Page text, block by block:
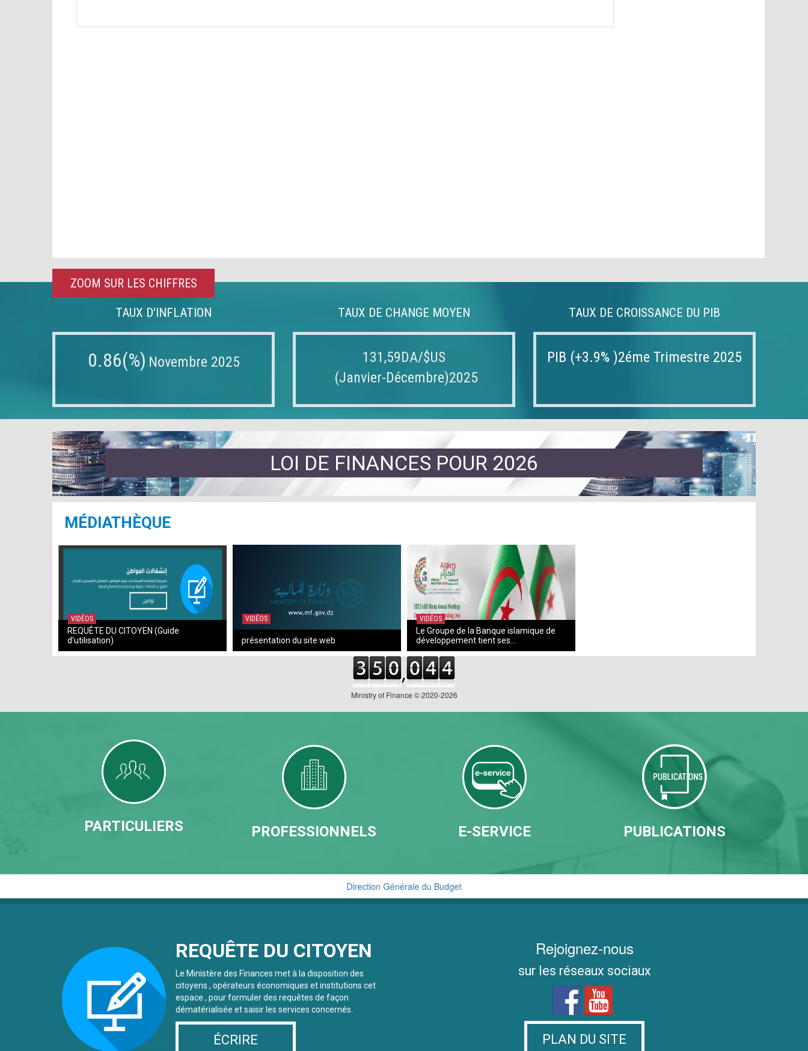
ZOOM SUR LES CHIFFRES
TAUX D'INFLATION
0.86(%) Novembre 2025
TAUX DE CHANGE MOYEN
131,59DA/$US
(Janvier-Décembre)2025
TAUX DE CROISSANCE DU PIB
PIB (+3.9% )2éme Trimestre 2025
LOI DE FINANCES POUR 2026
MÉDIATHÈQUE
VIDÉOS
REQUÊTE DU CITOYEN (Guide
d'utilisation)
VIDÉOS
présentation du site web
VIDÉOS
Le Groupe de la Banque islamique de
développement tient ses...
Ministry of Finance © 2020-2026
PARTICULIERS PROFESSIONNELS E-SERVICE PUBLICATIONS
Direction Générale du Budget
Cellule de Traitement du Renseignement Financier
REQUÊTE DU CITOYEN
Le Ministère des Finances met à la disposition des
citoyens , opérateurs économiques et institutions cet
espace , pour formuler des requêtes de façon
dématérialisée et saisir les services concernés.
ÉCRIRE
Rejoignez-nous
sur les réseaux sociaux
PLAN DU SITE